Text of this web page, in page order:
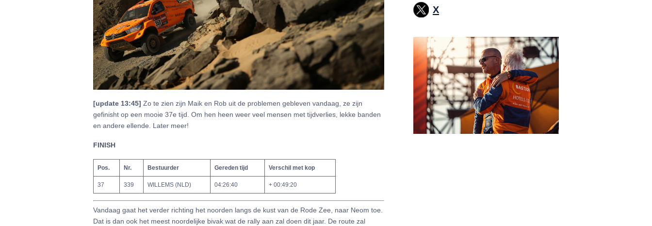
[update 13:45] Zo te zien zijn Maik en Rob uit de problemen gebleven vandaag, ze zijn
gefinisht op een mooie 37e tijd. Om hen heen weer veel mensen met tijdverlies, lekke banden
en andere ellende. Later meer!
FINISH
Pos. Nr. Bestuurder Gereden tijd Verschil met kop
37 339 WILLEMS (NLD) 04:26:40 + 00:49:20
Vandaag gaat het verder richting het noorden langs de kust van de Rode Zee, naar Neom toe.
Dat is dan ook het meest noordelijke bivak wat de rally aan zal doen dit jaar. De route zal
X